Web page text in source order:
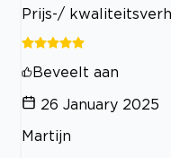
Prijs-/
Beveelt aan
26 January 2025
Martijn